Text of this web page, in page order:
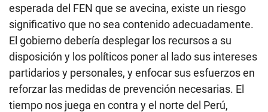
esperada del FEN que se avecina, existe un riesgo
significativo que no sea contenido adecuadamente.
El gobierno debería desplegar los recursos a su
disposición y los políticos poner al lado sus intereses
partidarios y personales, y enfocar sus esfuerzos en
reforzar las medidas de prevención necesarias. El
tiempo nos juega en contra y el norte del Perú,